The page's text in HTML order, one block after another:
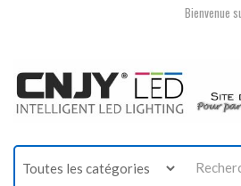
Bienvenue